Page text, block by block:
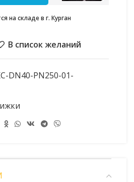
на складе в г. Курган
В список желаний
DN40-PN250-01-